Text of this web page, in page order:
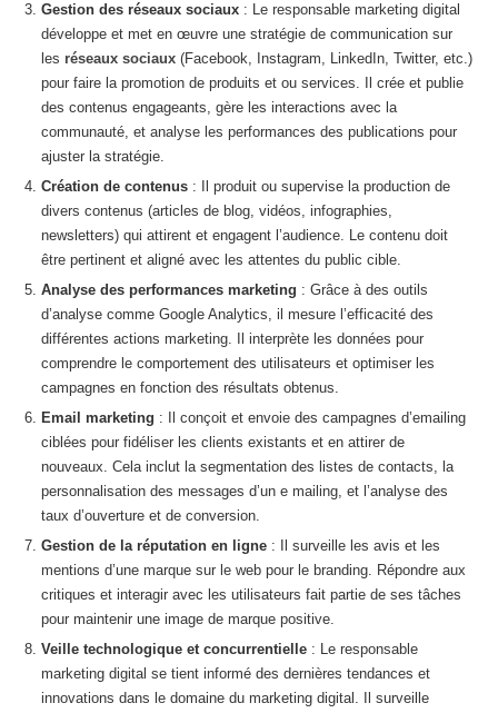
Gestion des réseaux sociaux : Le responsable marketing digital
développe et met en œuvre une stratégie de communication sur
les réseaux sociaux (Facebook, Instagram, LinkedIn, Twitter, etc.)
pour faire la promotion de produits et ou services. Il crée et publie
des contenus engageants, gère les interactions avec la
communauté, et analyse les performances des publications pour
ajuster la stratégie.
Création de contenus : Il produit ou supervise la production de
divers contenus (articles de blog, vidéos, infographies,
newsletters) qui attirent et engagent l’audience. Le contenu doit
être pertinent et aligné avec les attentes du public cible.
Analyse des performances marketing : Grâce à des outils
d’analyse comme Google Analytics, il mesure l’efficacité des
différentes actions marketing. Il interprète les données pour
comprendre le comportement des utilisateurs et optimiser les
campagnes en fonction des résultats obtenus.
Email marketing : Il conçoit et envoie des campagnes d’emailing
ciblées pour fidéliser les clients existants et en attirer de
nouveaux. Cela inclut la segmentation des listes de contacts, la
personnalisation des messages d’un e mailing, et l’analyse des
taux d’ouverture et de conversion.
Gestion de la réputation en ligne : Il surveille les avis et les
mentions d’une marque sur le web pour le branding. Répondre aux
critiques et interagir avec les utilisateurs fait partie de ses tâches
pour maintenir une image de marque positive.
Veille technologique et concurrentielle : Le responsable
marketing digital se tient informé des dernières tendances et
innovations dans le domaine du marketing digital. Il surveille